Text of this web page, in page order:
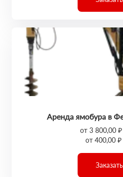
Аренда ямобура в
от 3 800,00
от 400,00
Заказать